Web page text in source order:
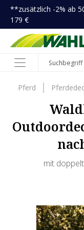
springen
**zusätzlich -2% ab
179 €
Pferd
mit